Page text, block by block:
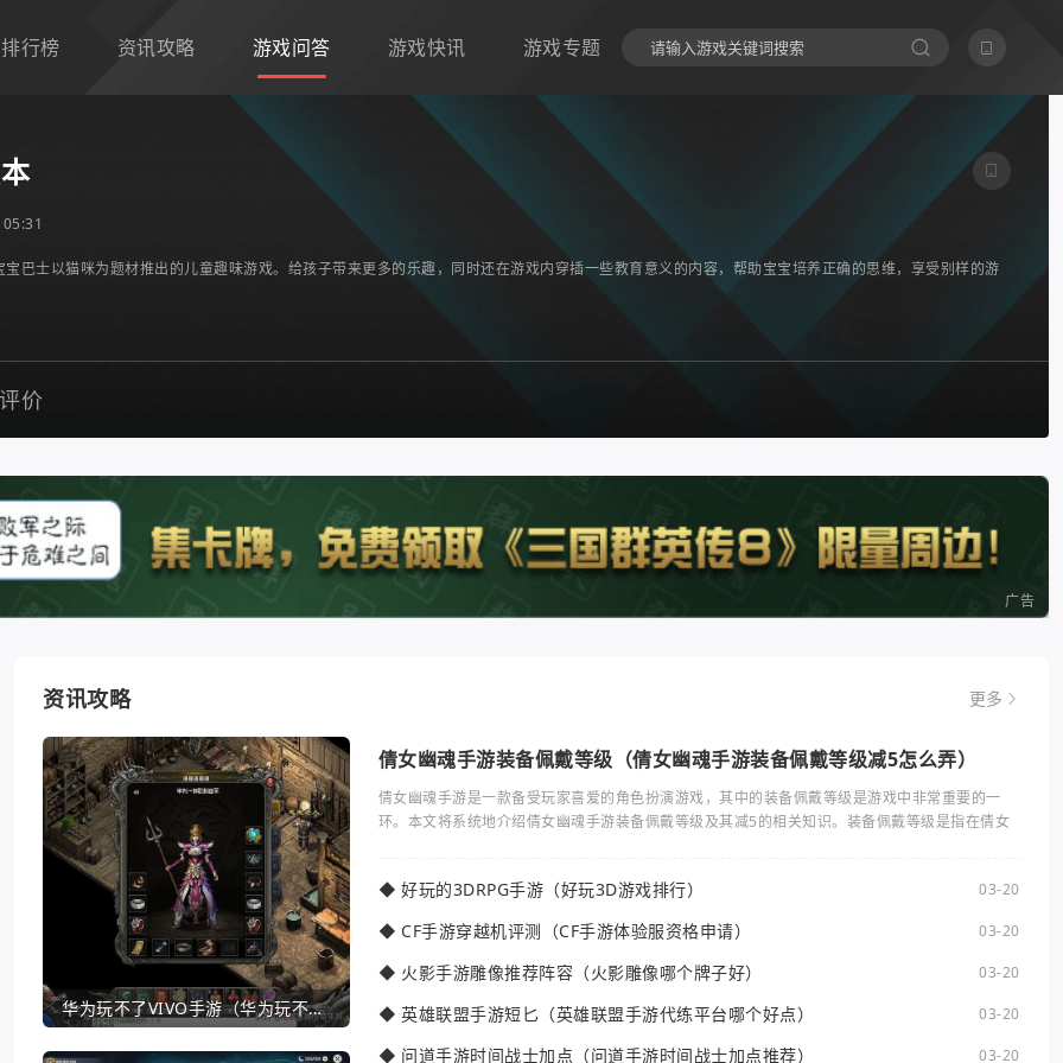
排行榜 资讯攻略 游戏问答 游戏快讯 游戏专题
巴士以猫咪为题材推出的儿童趣味游戏。给孩子带来更多的乐趣，同时还在游戏内穿插一些教育意义的内容，帮助宝宝培养正确的思维，享受别样的游
价
广告
资讯攻略 更多
华为玩不了VIVO手游（华为玩不了VIVO手游怎么办）
倩女幽魂手游装备佩戴等级（倩女幽魂手游装备佩戴等级减5怎么弄）
倩女幽魂手游是一款备受玩家喜爱的角色扮演游戏，其中的装备佩戴等级是游戏中非常重要的一
环。本文将系统地介绍倩女幽魂手游装备佩戴等级及其减5的相关知识。装备佩戴等级是指在倩女
◆ 好玩的3DRPG手游（好玩3D游戏排行） 03-20
◆ CF手游穿越机评测（CF手游体验服资格申请） 03-20
◆ 火影手游雕像推荐阵容（火影雕像哪个牌子好） 03-20
◆ 英雄联盟手游短匕（英雄联盟手游代练平台哪个好点） 03-20
◆ 问道手游时间战士加点（问道手游时间战士加点推荐） 03-20